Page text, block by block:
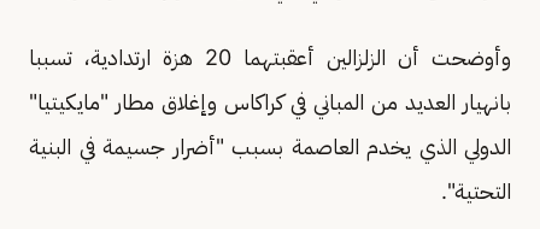
وأوضحت أن الزلزالين أعقبتهما 20 هزة ارتدادية، تسببا
بانهيار العديد من المباني في كراكاس وإغلاق مطار "مايكيتيا"
الدولي الذي يخدم العاصمة بسبب "أضرار جسيمة في البنية
التحتية".